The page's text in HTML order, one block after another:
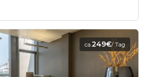
ca.249€/ Tag